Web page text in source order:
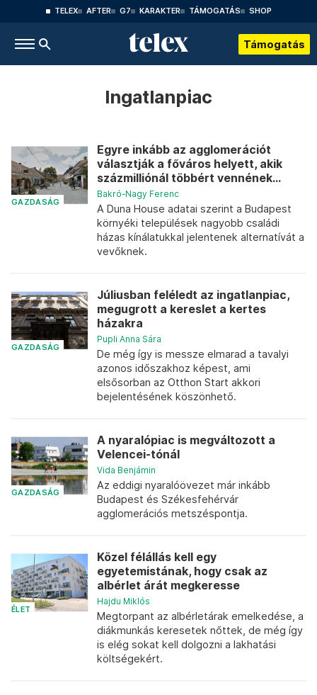
TELEX AFTER G7 KARAKTER TÁMOGATÁS SHOP
Támogatás
Ingatlanpiac
GAZDASÁG
Egyre inkább az agglomerációt
választják a főváros helyett, akik
százmilliónál többért vennének...
Bakró-Nagy Ferenc
A Duna House adatai szerint a Budapest
környéki települések nagyobb családi
házas kínálatukkal jelentenek alternatívát a
vevőknek.
GAZDASÁG
Júliusban feléledt az ingatlanpiac,
megugrott a kereslet a kertes
házakra
Pupli Anna Sára
De még így is messze elmarad a tavalyi
azonos időszakhoz képest, ami
elsősorban az Otthon Start akkori
bejelentésének köszönhető.
GAZDASÁG
A nyaralópiac is megváltozott a
Velencei-tónál
Vida Benjámin
Az eddigi nyaralóövezet már inkább
Budapest és Székesfehérvár
agglomerációs metszéspontja.
ÉLET
Közel félállás kell egy
egyetemistának, hogy csak az
albérlet árát megkeresse
Hajdu Miklós
Megtorpant az albérletárak emelkedése, a
diákmunkás keresetek nőttek, de még így
is elég sokat kell dolgozni a lakhatási
költségekért.